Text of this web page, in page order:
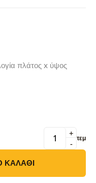
πλάτος x ύψος
-
+ τεμ
ΚΑΛΆΘΙ